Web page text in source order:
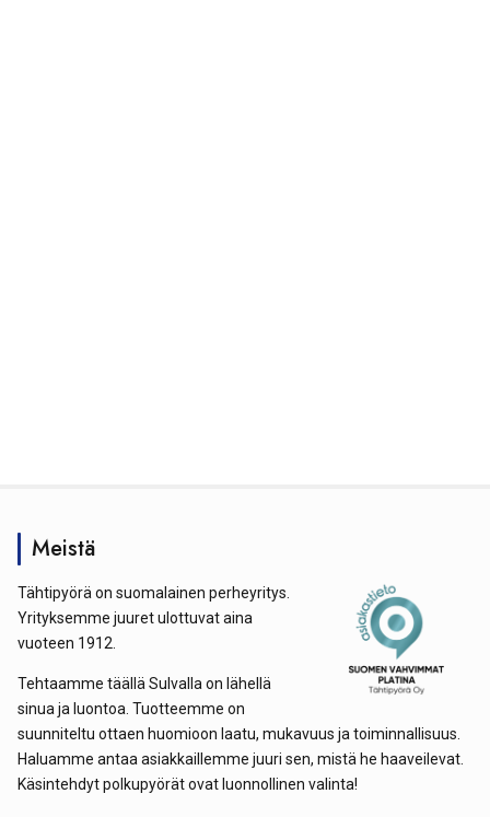
Meistä
Tähtipyörä on suomalainen perheyritys.
Yrityksemme juuret ulottuvat aina
vuoteen 1912.
Tehtaamme täällä Sulvalla on lähellä
sinua ja luontoa. Tuotteemme on
suunniteltu ottaen huomioon laatu, mukavuus ja toiminnallisuus.
Haluamme antaa asiakkaillemme juuri sen, mistä he haaveilevat.
Käsintehdyt polkupyörät ovat luonnollinen valinta!